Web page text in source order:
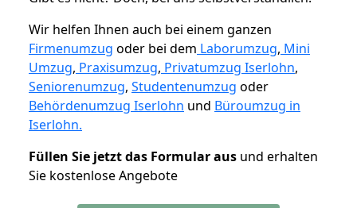
Wir helfen Ihnen auch bei einem ganzen
Firmenumzug oder bei dem Laborumzug, Mini
Umzug, Praxisumzug, Privatumzug Iserlohn,
Seniorenumzug, Studentenumzug oder
Behördenumzug Iserlohn und Büroumzug in
Iserlohn.
Füllen Sie jetzt das Formular aus und erhalten
Sie kostenlose Angebote